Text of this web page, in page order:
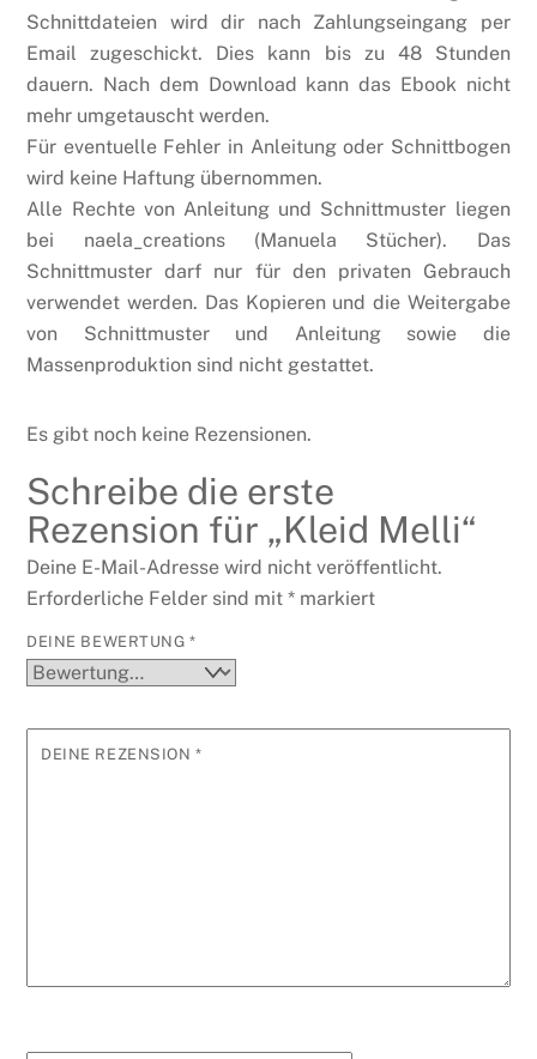
Schnittdateien wird dir nach Zahlungseingang per
Email zugeschickt. Dies kann bis zu 48 Stunden
dauern. Nach dem Download kann das Ebook nicht
mehr umgetauscht werden.
Für eventuelle Fehler in Anleitung oder Schnittbogen
wird keine Haftung übernommen.
Alle Rechte von Anleitung und Schnittmuster liegen
bei naela_creations (Manuela Stücher). Das
Schnittmuster darf nur für den privaten Gebrauch
verwendet werden. Das Kopieren und die Weitergabe
von Schnittmuster und Anleitung sowie die
Massenproduktion sind nicht gestattet.
Es gibt noch keine Rezensionen.
Schreibe die erste
Rezension für „Kleid Melli“
Deine E-Mail-Adresse wird nicht veröffentlicht.
Erforderliche Felder sind mit* markiert
DEINE BEWERTUNG *
DEINE REZENSION *